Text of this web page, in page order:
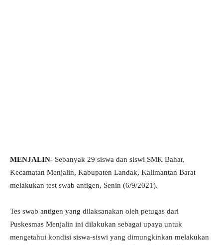
MENJALIN- Sebanyak 29 siswa dan siswi SMK Bahar,
Kecamatan Menjalin, Kabupaten Landak, Kalimantan Barat
melakukan test swab antigen, Senin (6/9/2021).
Tes swab antigen yang dilaksanakan oleh petugas dari
Puskesmas Menjalin ini dilakukan sebagai upaya untuk
mengetahui kondisi siswa-siswi yang dimungkinkan melakukan